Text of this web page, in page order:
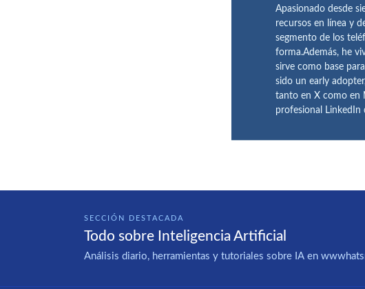
Apasionado desde
recursos en línea y
segmento de los
forma.Además, he
sirve como base
sido un early
tanto en X como en
profesional LinkedIn
SECCIÓN DESTACADA
Todo sobre Inteligencia Artificial
Análisis diario, herramientas y tutoriales sobre IA en